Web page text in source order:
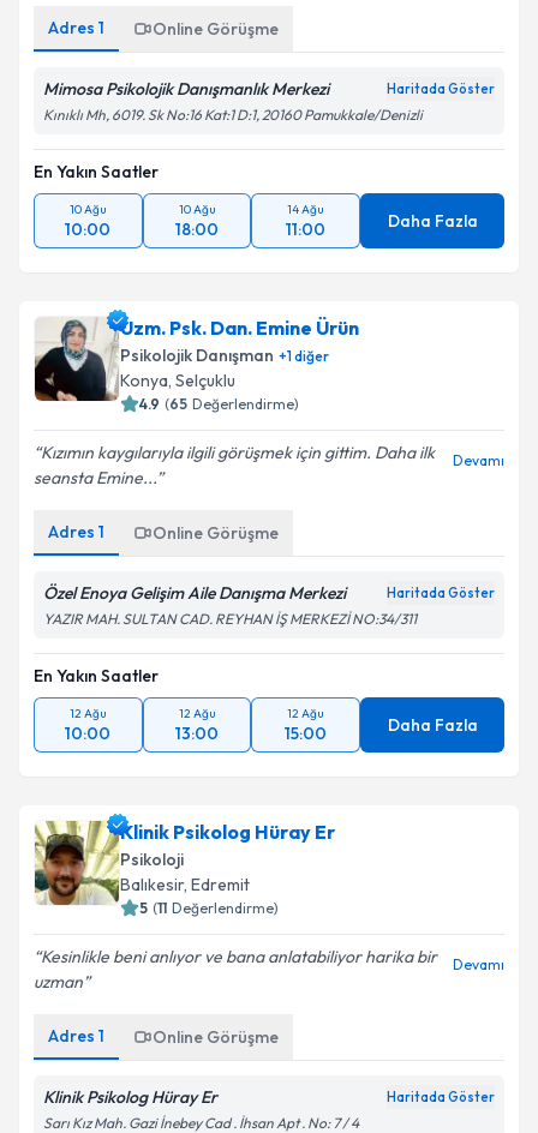
Adres 1 Online Görüşme
Mimosa Psikolojik Danışmanlık Merkezi Haritada Göster
Kınıklı Mh, 6019. Sk No:16 Kat:1 D:1, 20160 Pamukkale/Denizli
En Yakın Saatler
10 Ağu
10:00
10 Ağu
18:00
14 Ağu
11:00 Daha Fazla
Uzm. Psk. Dan. Emine Ürün
Psikolojik Danışman +1diğer
Konya, Selçuklu
4.9 (65 Değerlendirme)
Kızımın kaygılarıyla ilgili görüşmek için gittim. Daha ilk
seansta Emine...
Devamı
Adres 1 Online Görüşme
Özel Enoya Gelişim Aile Danışma Merkezi Haritada Göster
YAZIR MAH. SULTAN CAD. REYHAN İŞ MERKEZİ NO:34/311
En Yakın Saatler
12 Ağu
10:00
12 Ağu
13:00
12 Ağu
15:00 Daha Fazla
Klinik Psikolog Hüray Er
Psikoloji
Balıkesir, Edremit
5 (11 Değerlendirme)
Kesinlikle beni anlıyor ve bana anlatabiliyor harika bir
uzman
Devamı
Adres 1 Online Görüşme
Klinik Psikolog Hüray Er Haritada Göster
Sarı Kız Mah. Gazi İnebey Cad . İhsan Apt . No: 7 / 4